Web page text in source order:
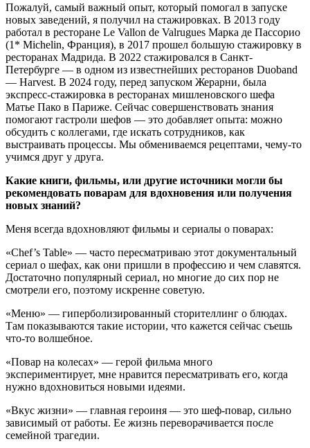
Пожалуй, самый важный опыт, который помогал в запуске
новых заведений, я получил на стажировках. В 2013 году
работал в ресторане Le Vallon de Valrugues Марка де Пассорио
(1* Michelin, Франция), в 2017 прошел большую стажировку в
ресторанах Мадрида. В 2022 стажировался в Санкт-
Петербурге — в одном из известнейших ресторанов Duoband
— Harvest. В 2024 году, перед запуском Жерарни, была
экспресс-стажировка в ресторанах мишленовского шефа
Матье Пако в Париже. Сейчас совершенствовать знания
помогают гастроли шефов — это добавляет опыта: можно
обсудить с коллегами, где искать сотрудников, как
выстраивать процессы. Мы обмениваемся рецептами, чему-то
учимся друг у друга.
Какие книги, фильмы, или другие источники могли бы
рекомендовать поварам для вдохновения или получения
новых знаний?
Меня всегда вдохновляют фильмы и сериалы о поварах:
«Chef’s Table» — часто пересматриваю этот документальный
сериал о шефах, как они пришли в профессию и чем славятся.
Достаточно популярный сериал, но многие до сих пор не
смотрели его, поэтому искренне советую.
«Меню» — гиперболизированный сторителлинг о блюдах.
Там показываются такие истории, что кажется сейчас съешь
что-то волшебное.
«Повар на колесах» — герой фильма много
экспериментирует, мне нравится пересматривать его, когда
нужно вдохновиться новыми идеями.
«Вкус жизни» — главная героиня — это шеф-повар, сильно
зависимый от работы. Ее жизнь переворачивается после
семейной трагедии.